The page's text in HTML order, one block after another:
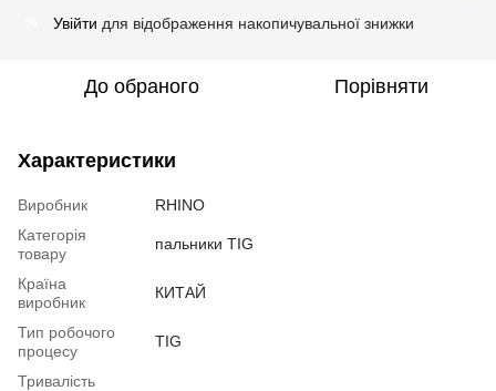
Увійти для відображення накопичувальної знижки
До обраного Порівняти
Характеристики
Виробник
RHINO
Категорія
товару
пальники TIG
Країна
виробник
КИТАЙ
Тип робочого
процесу
TIG
Тривалість